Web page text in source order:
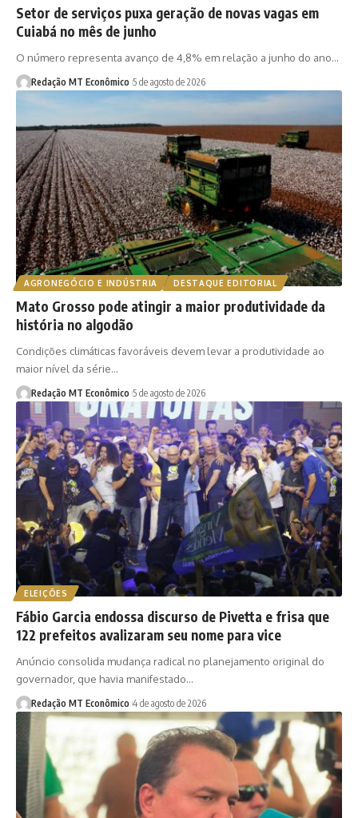
Setor de serviços puxa geração de novas vagas em
Cuiabá no mês de junho
O número representa avanço de 4,8% em relação a junho do ano…
Redação MT Econômico 5 de agosto de 2026
AGRONEGÓCIO E INDÚSTRIA DESTAQUE EDITORIAL
Mato Grosso pode atingir a maior produtividade da
história no algodão
Condições climáticas favoráveis devem levar a produtividade ao
maior nível da série…
Redação MT Econômico 5 de agosto de 2026
ELEIÇÕES
Fábio Garcia endossa discurso de Pivetta e frisa que
122 prefeitos avalizaram seu nome para vice
Anúncio consolida mudança radical no planejamento original do
governador, que havia manifestado…
Redação MT Econômico 4 de agosto de 2026